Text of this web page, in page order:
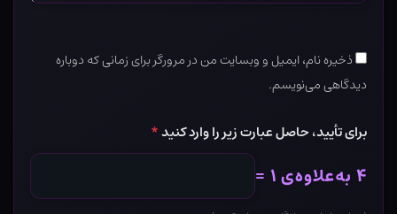
ذخیره نام، ایمیل و وبسایت من در مرورگر برای زمانی که دوباره
دیدگاهی می‌نویسم.
برای تأیید، حاصل عبارت زیر را وارد کنید*
۴ به‌علاوه‌ی ۱ =